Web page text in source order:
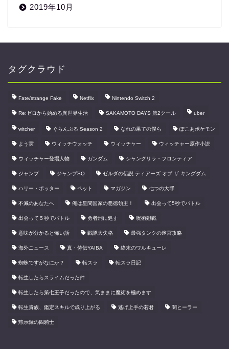
2019年10月
タグクラウド
Fate/strange Fake Netflix Nintendo Switch 2
Re:ゼロから始める異世界生活 SAKAMOTO DAYS 第2クール uber
witcher ぐらんぶる Season 2 なれの果ての僕ら ぽこあポケモン
よう実 ウィッチウォッチ ウィッチャー ウィッチャー原作小説
ウィッチャー登場人物 ガンダム シャングリラ・フロンティア
ジャンプ ジャンプSQ ゼルダの伝説 ティアーズ オブ ザ キングダム
ハリー・ポッター ペット マガジン 七つの大罪
不滅のあなたへ 俺は星間国家の悪徳領主！ 出会って5秒でバトル
出会って５秒でバトル 勇者刑に処す 呪術廻戦
意味が分かると怖い話 戦隊大失格 最強タンクの迷宮攻略
海外ニュース 真・侍伝YAIBA 終末のワルキューレ
蜘蛛ですがなにか？ 転スラ 転スラ日記
転生したらスライムだった件
転生したら第七王子だったので、気ままに魔術を極めます
転生貴族、鑑定スキルで成り上がる 逃げ上手の若君 闇ヒーラー
黙示録の四騎士